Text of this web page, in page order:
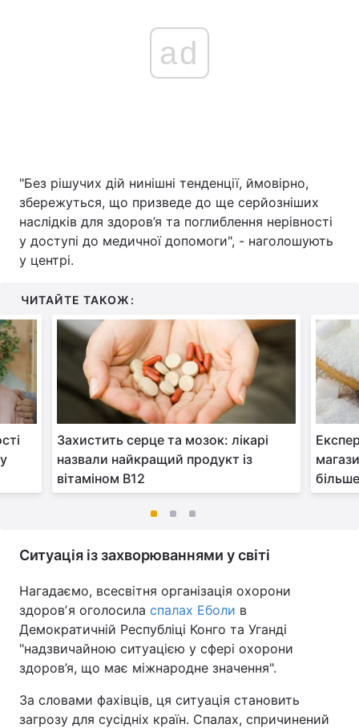
ad
"Без рішучих дій нинішні тенденції, ймовірно,
збережуться, що призведе до ще серйозніших
наслідків для здоров’я та поглиблення нерівності
у доступі до медичної допомоги", - наголошують
у центрі.
ЧИТАЙТЕ ТАКОЖ:
Захистить серце та мозок: лікарі
назвали найкращий продукт із
вітаміном B12
Ситуація із захворюваннями у світі
Нагадаємо, всесвітня організація охорони
здоровʼя оголосила спалах Еболи в
Демократичній Республіці Конго та Уганді
"надзвичайною ситуацією у сфері охорони
здоров’я, що має міжнародне значення".
За словами фахівців, ця ситуація становить
загрозу для сусідніх країн. Спалах, спричинений